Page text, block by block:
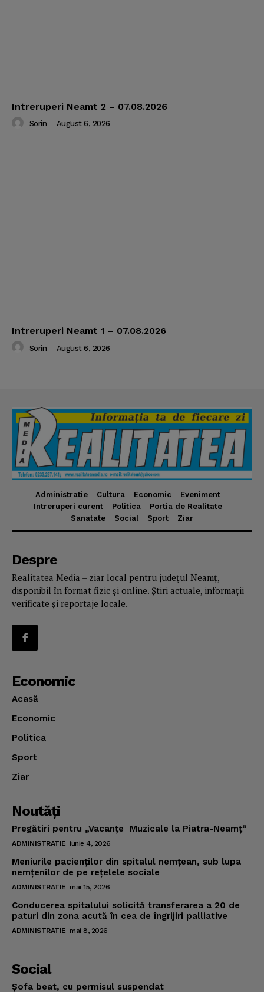
Intreruperi Neamt 2 – 07.08.2026
Sorin - August 6, 2026
Intreruperi Neamt 1 – 07.08.2026
Sorin - August 6, 2026
Administratie Cultura Economic
Eveniment
Intreruperi curent
Politica
Portia de Realitate
Sanatate
Social Sport Ziar
Despre
Realitatea Media – ziar local pentru județul Neamț,
disponibil în format fizic și online. Știri actuale, informații
verificate și reportaje locale.
Economic
Acasă
Economic
Politica
Sport
Ziar
Noutăţi
Pregătiri pentru „Vacanţe Muzicale la Piatra-Neamţ“
ADMINISTRATIE iunie 4, 2026
Meniurile pacienţilor din spitalul nemţean, sub lupa
nemţenilor de pe reţelele sociale
ADMINISTRATIE mai 15, 2026
Conducerea spitalului solicită transferarea a 20 de
paturi din zona acută în cea de îngrijiri palliative
ADMINISTRATIE mai 8, 2026
Social
Şofa beat, cu permisul suspendat